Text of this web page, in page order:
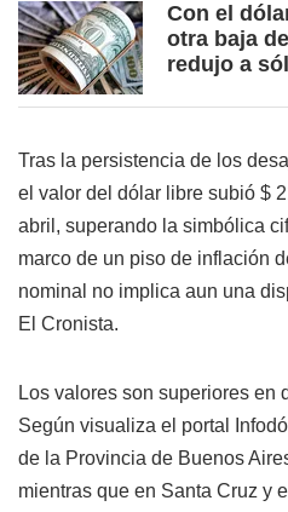
Con el
otra baja
redujo a
Tras la persistencia de los
el valor del dólar libre subió $
abril, superando la simbólica
marco de un piso de inflación
nominal no implica aun una
El Cronista.
Los valores son superiores en
Según visualiza el portal
de la Provincia de Buenos
mientras que en Santa Cruz y